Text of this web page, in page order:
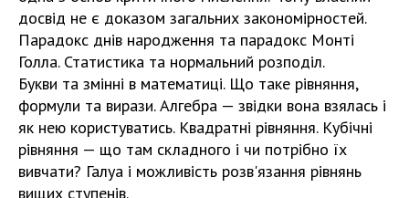
досвід не є доказом загальних закономірностей.
Парадокс днів народження та парадокс Монті
Голла. Статистика та нормальний розподіл.
Букви та змінні в математиці. Що таке рівняння,
формули та вирази. Алгебра — звідки вона взялась і
як нею користуватись. Квадратні рівняння. Кубічні
рівняння — що там складного і чи потрібно їх
вивчати? Галуа і можливість розв'язання рівнянь
вищих ступенів.